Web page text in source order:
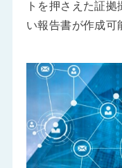
トを押さえた証
い報告書が作成可